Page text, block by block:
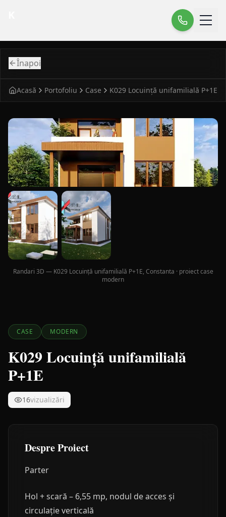
Înapoi
Acasă Portofoliu Case K029 Locuință unifamilială P+1E
fatada principala pentru case modern K029 Locuinta
vedere laterala pentru case modern K029 Locuinta
detaliu fatada pentru case modern K029
Randari 3D — K029 Locuință unifamilială P+1E, Constanta · proiect case
modern
CASE MODERN
K029 Locuință unifamilială
P+1E
16vizualizări
Despre Proiect
Parter
Hol + scară – 6,55 mp, nodul de acces și
circulație verticală